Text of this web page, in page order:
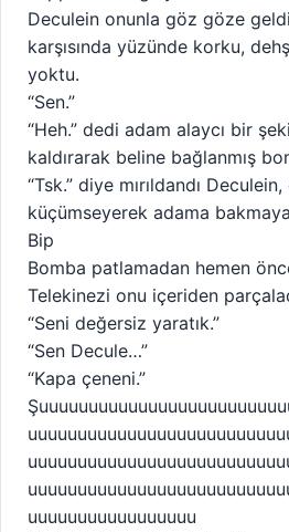
Deculein onunla göz göze
karşısında yüzünde korku,
yoktu.
“Sen.”
“Heh.” dedi adam alaycı bir
kaldırarak beline bağlanmış
“Tsk.” diye mırıldandı Deculein,
küçümseyerek adama
Bip
Bomba patlamadan hemen
Telekinezi onu içeriden
“Seni değersiz yaratık.”
“Sen Decule…”
“Kapa çeneni.”
uuuuuuuuuuuuuuuuu